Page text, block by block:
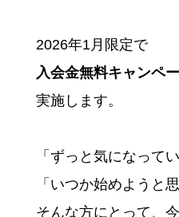
2026年1月限定で
入会金無料キャンペ
実施します。
「ずっと気になってい
「いつか始めようと
そんな方にとって、